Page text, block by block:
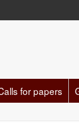
for papers